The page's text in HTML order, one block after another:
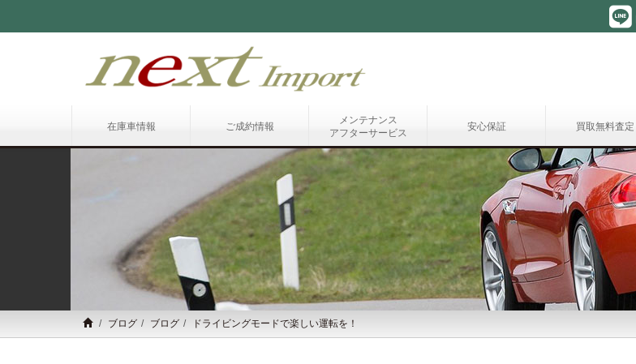
在庫車情報 ご成約情報
メンテナンス
アフターサービス
安心保証 買取無料査定
ブログ ブログ ドライビングモードで楽しい運転を！